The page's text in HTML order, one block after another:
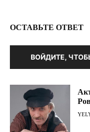
ОСТАВЬТЕ ОТВЕТ
ВОЙДИТЕ,